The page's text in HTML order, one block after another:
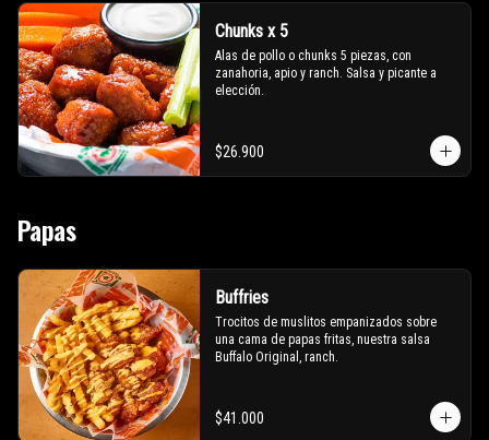
Chunks x 5
Alas de pollo o chunks 5 piezas, con
zanahoria, apio y ranch. Salsa y picante a
elección.
$26.900
Papas
Buffries
Trocitos de muslitos empanizados sobre
una cama de papas fritas, nuestra salsa
Buffalo Original, ranch.
$41.000